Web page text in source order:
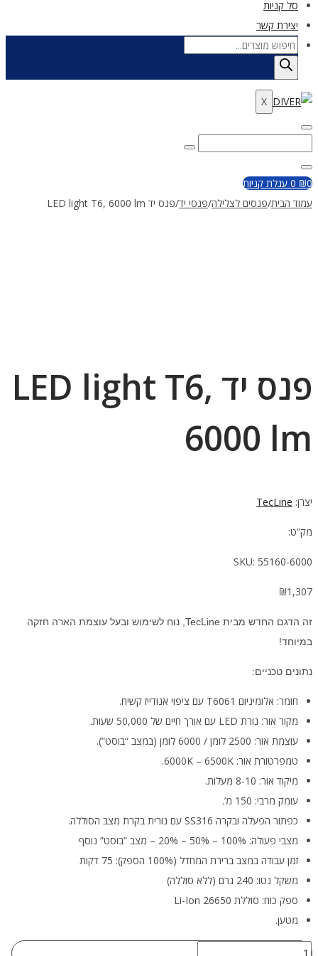
סל קניות
יצירת קשר
Products
search
X
Enter
Keywordfor:
Close
₪0
0 עגלת קניות
עמוד הבית/פנסים לצלילה/פנסי יד/פנס יד LED light T6, 6000 lm
פנס יד LED light T6,
6000 lm
יצרן: TecLine
מק”ט:
SKU: 55160-6000
₪1,307
זה הדגם החדש מבית TecLine, נוח לשימוש ובעל עוצמת הארה חזקה
במיוחד!
נתונים טכניים:
חומר: אלומיניום T6061 עם ציפוי אנודייז קשיח.
מקור אור: נורת LED עם אורך חיים של 50,000 שעות.
עוצמת אור: 2500 לומן / 6000 לומן (במצב “בוסט”).
טמפרטורת אור: 6000K – 6500K.
מיקוד אור: 8-10 מעלות.
עומק מרבי: 150 מ’.
כפתור הפעלה ובקרה SS316 עם נורית בקרת מצב הסוללה.
מצבי פעולה: 100% – 50% – 20% – מצב “בוסט” נוסף
זמן עבודה במצב ברירת המחדל (100% הספק): 75 דקות
משקל נטו: 240 גרם (ללא סוללה)
ספק כוח: סוללת Li-Ion 26650
מטען.
כמות